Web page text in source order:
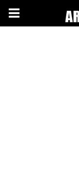
Arsmateria.pl